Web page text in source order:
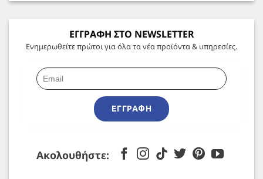
ΕΓΓΡΑΦΗ ΣΤΟ NEWSLETTER
Ενημερωθείτε πρώτοι για όλα τα νέα προϊόντα & υπηρεσίες.
ΕΓΓΡΑΦΉ
Ακολουθήστε: